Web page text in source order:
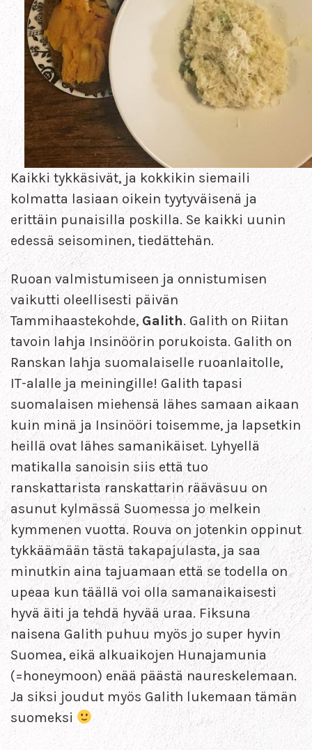
Kaikki tykkäsivät, ja kokkikin siemaili
kolmatta lasiaan oikein tyytyväisenä ja
erittäin punaisilla poskilla. Se kaikki uunin
edessä seisominen, tiedättehän.
Ruoan valmistumiseen ja onnistumisen
vaikutti oleellisesti päivän
Tammihaastekohde, Galith. Galith on Riitan
tavoin lahja Insinöörin porukoista. Galith on
Ranskan lahja suomalaiselle ruoanlaitolle,
IT-alalle ja meiningille! Galith tapasi
suomalaisen miehensä lähes samaan aikaan
kuin minä ja Insinööri toisemme, ja lapsetkin
heillä ovat lähes samanikäiset. Lyhyellä
matikalla sanoisin siis että tuo
ranskattarista ranskattarin rääväsuu on
asunut kylmässä Suomessa jo melkein
kymmenen vuotta. Rouva on jotenkin oppinut
tykkäämään tästä takapajulasta, ja saa
minutkin aina tajuamaan että se todella on
upeaa kun täällä voi olla samanaikaisesti
hyvä äiti ja tehdä hyvää uraa. Fiksuna
naisena Galith puhuu myös jo super hyvin
Suomea, eikä alkuaikojen Hunajamunia
(=honeymoon) enää päästä naureskelemaan.
Ja siksi joudut myös Galith lukemaan tämän
suomeksi